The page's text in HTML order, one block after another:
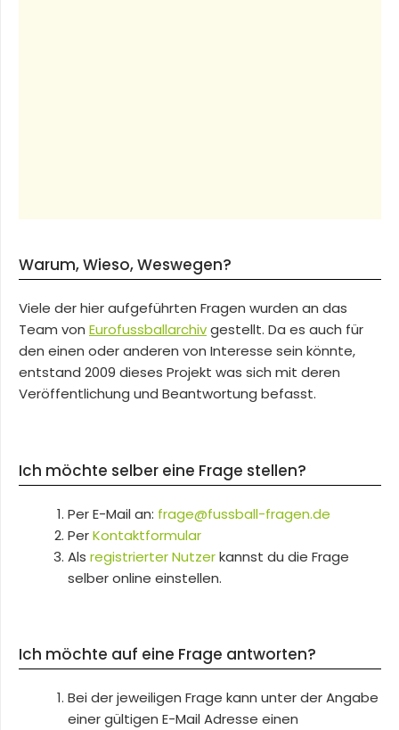
Warum, Wieso, Weswegen?
Viele der hier aufgeführten Fragen wurden an das
Team von Eurofussballarchivgestellt. Da es auch für
den einen oder anderen von Interesse sein könnte,
entstand 2009 dieses Projekt was sich mit deren
Veröffentlichung und Beantwortung befasst.
Ich möchte selber eine Frage stellen?
Per E-Mail an: frage@fussball-fragen.de
PerKontaktformular
Als registrierter Nutzerkannst du die Frage
selber online einstellen.
Ich möchte auf eine Frage antworten?
Bei der jeweiligen Frage kann unter der Angabe
einer gültigen E-Mail Adresse einen